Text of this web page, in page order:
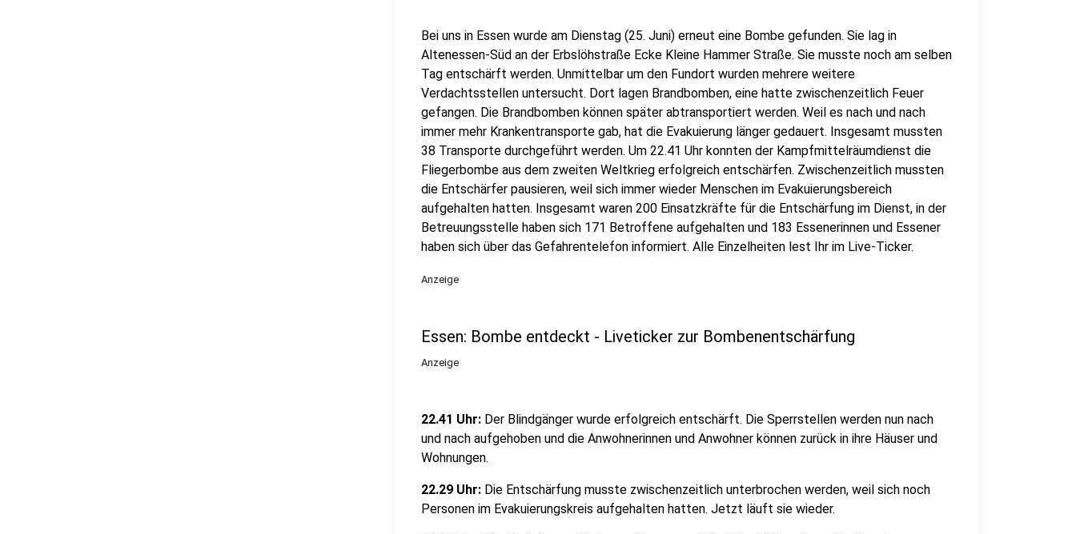
Bei uns in Essen wurde am Dienstag (25. Juni) erneut eine Bombe gefunden. Sie lag in
Altenessen-Süd an der Erbslöhstraße Ecke Kleine Hammer Straße. Sie musste noch am selben
Tag entschärft werden. Unmittelbar um den Fundort wurden mehrere weitere
Verdachtsstellen untersucht. Dort lagen Brandbomben, eine hatte zwischenzeitlich Feuer
gefangen. Die Brandbomben können später abtransportiert werden. Weil es nach und nach
immer mehr Krankentransporte gab, hat die Evakuierung länger gedauert. Insgesamt mussten
38 Transporte durchgeführt werden. Um 22.41 Uhr konnten der Kampfmittelräumdienst die
Fliegerbombe aus dem zweiten Weltkrieg erfolgreich entschärfen. Zwischenzeitlich mussten
die Entschärfer pausieren, weil sich immer wieder Menschen im Evakuierungsbereich
aufgehalten hatten. Insgesamt waren 200 Einsatzkräfte für die Entschärfung im Dienst, in der
Betreuungsstelle haben sich 171 Betroffene aufgehalten und 183 Essenerinnen und Essener
haben sich über das Gefahrentelefon informiert. Alle Einzelheiten lest Ihr im Live-Ticker.
Anzeige
Essen: Bombe entdeckt - Liveticker zur Bombenentschärfung
Anzeige
22.41 Uhr: Der Blindgänger wurde erfolgreich entschärft. Die Sperrstellen werden nun nach
und nach aufgehoben und die Anwohnerinnen und Anwohner können zurück in ihre Häuser und
Wohnungen.
22.29 Uhr: Die Entschärfung musste zwischenzeitlich unterbrochen werden, weil sich noch
Personen im Evakuierungskreis aufgehalten hatten. Jetzt läuft sie wieder.